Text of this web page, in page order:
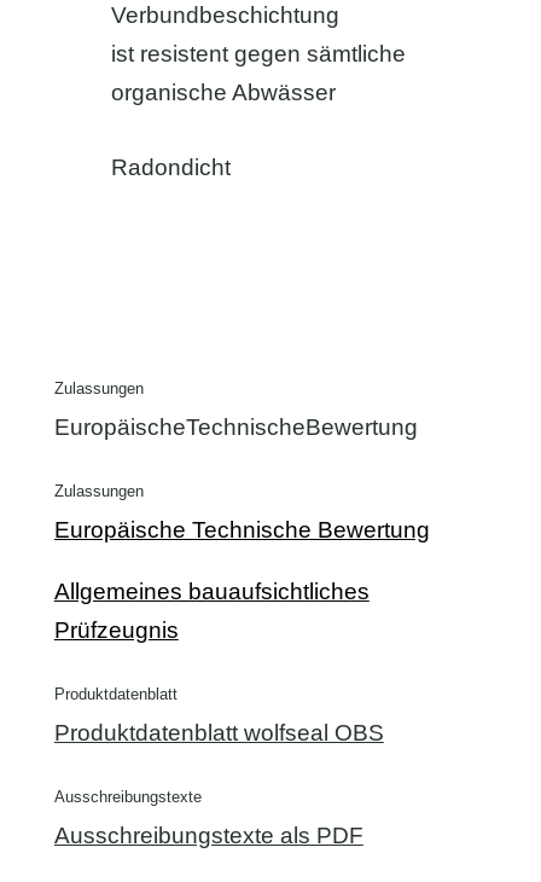
Verbundbeschichtung
ist resistent gegen sämtliche
organische Abwässer
Radondicht
Zulassungen
EuropäischeTechnischeBewertung
Zulassungen
Europäische Technische Bewertung
Allgemeines bauaufsichtliches
Prüfzeugnis
Produktdatenblatt
Produktdatenblatt wolfseal OBS
Ausschreibungstexte
Ausschreibungstexte als PDF